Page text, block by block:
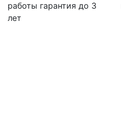
работы гарантия до 3
лет